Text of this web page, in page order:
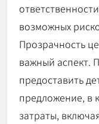
возможных
Прозрачность
важный аспект.
предоставить
предложение, в
затраты,